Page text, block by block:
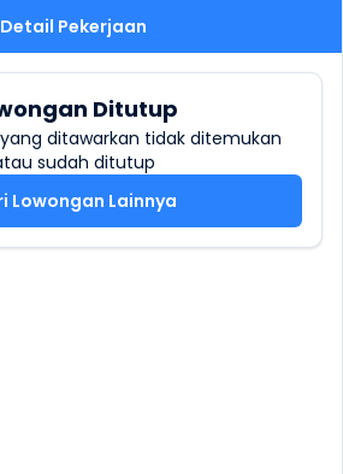
Detail Pekerjaan
Ditutup
ditawarkan tidak ditemukan
sudah ditutup
Lowongan Lainnya